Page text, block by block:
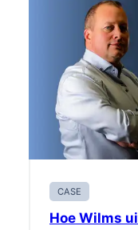
CASE
Hoe Wilms